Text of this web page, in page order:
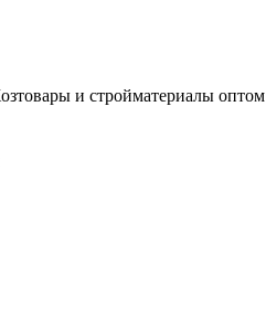
и стройматериалы оптом